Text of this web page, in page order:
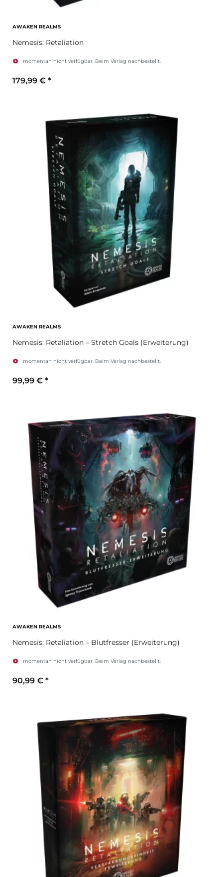
AWAKEN REALMS
Nemesis: Retaliation
momentan nicht verfügbar. Beim Verlag nachbestellt.
179,99 € *
AWAKEN REALMS
Nemesis: Retaliation – Stretch Goals (Erweiterung)
momentan nicht verfügbar. Beim Verlag nachbestellt.
99,99 € *
AWAKEN REALMS
Nemesis: Retaliation – Blutfresser (Erweiterung)
momentan nicht verfügbar. Beim Verlag nachbestellt.
90,99 € *